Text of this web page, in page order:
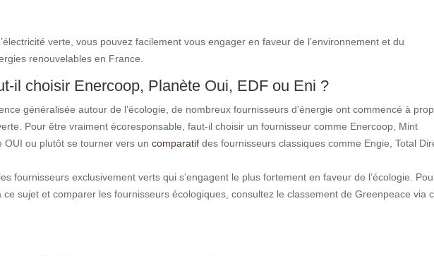
o
g
+
G
m
ai
verte, vous pouvez facilement vous engager en faveur de l’environnement et du
renouvelables en France.
il choisir Enercoop, Planète Oui, EDF ou Eni ?
généralisée autour de l’écologie, de nombreux fournisseurs d’énergie ont commencé à
Pour être vraiment écoresponsable, faut-il choisir un fournisseur comme Enercoop, Mint
OUI ou plutôt se tourner vers uncomparatif des fournisseurs classiques comme Engie, Total
fournisseurs exclusivement verts qui s’engagent le plus fortement en faveur de l’écologie.
sujet et comparer les fournisseurs écologiques, consultez le classement de Greenpeace via